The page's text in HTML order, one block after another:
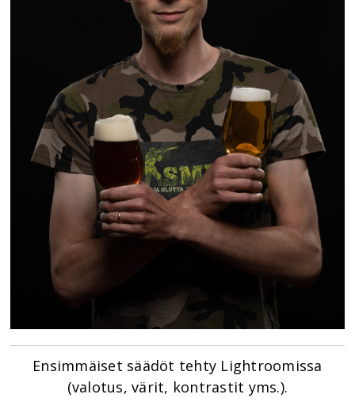
Ensimmäiset säädöt tehty Lightroomissa
(valotus, värit, kontrastit yms.).